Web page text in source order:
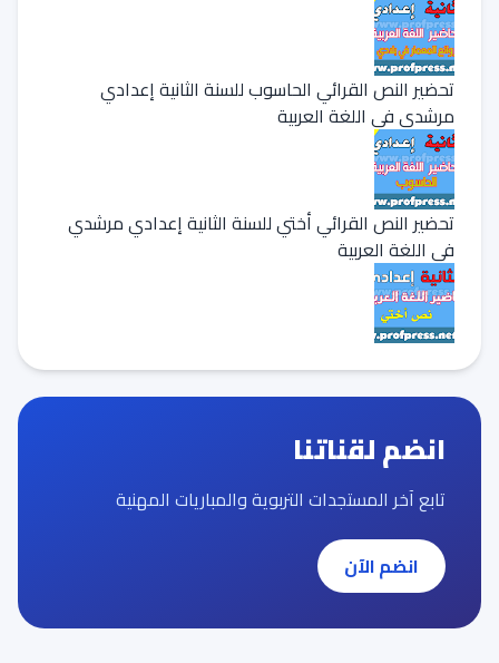
تحضير النص القرائي الحاسوب للسنة الثانية إعدادي
مرشدي في اللغة العربية
تحضير النص القرائي أختي للسنة الثانية إعدادي مرشدي
في اللغة العربية
انضم لقناتنا
تابع آخر المستجدات التربوية والمباريات المهنية
انضم الآن